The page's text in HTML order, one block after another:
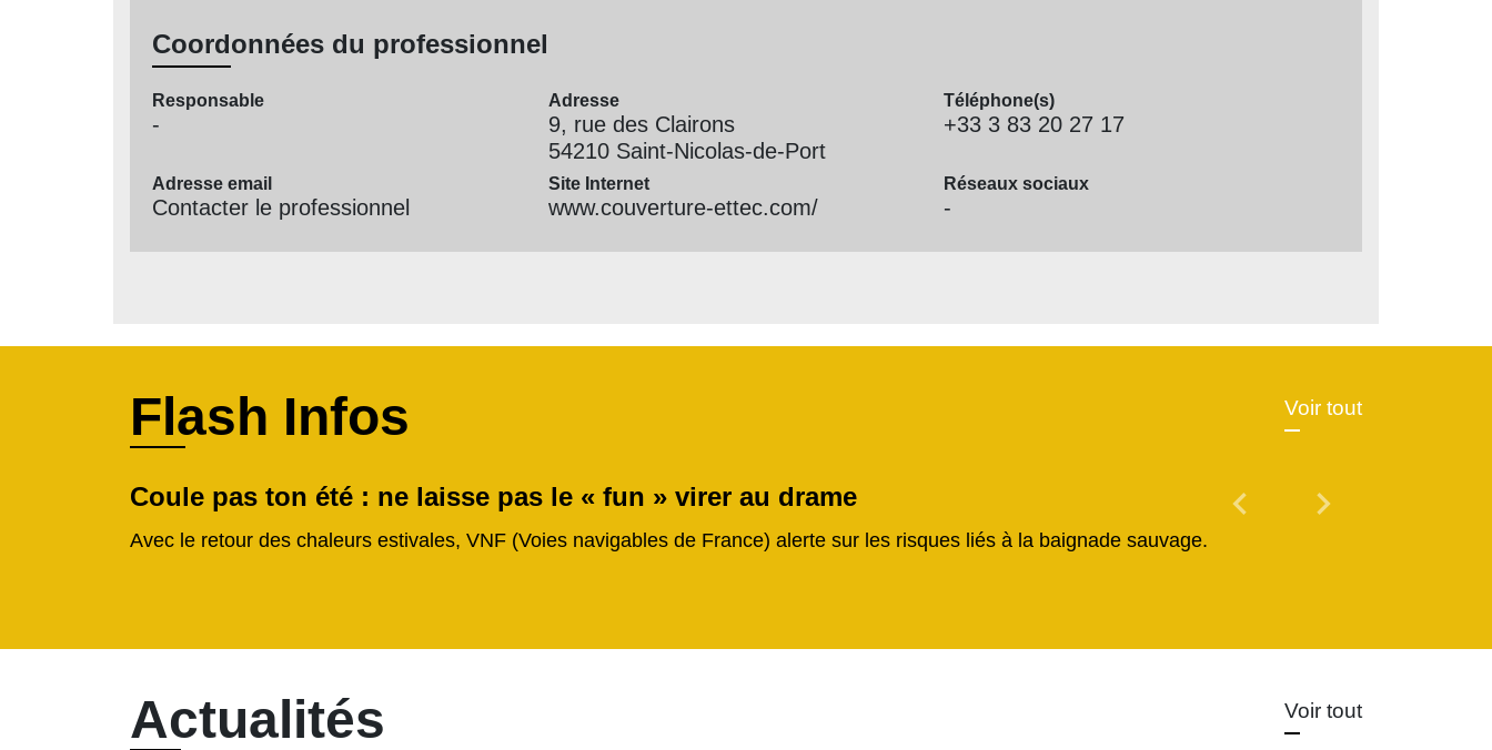
Coordonnées du professionnel
Responsable
-
Adresse
9, rue des Clairons
54210 Saint-Nicolas-de-Port
Téléphone(s)
+33 3 83 20 27 17
Adresse email
Contacter le professionnel
Site Internet
www.couverture-ettec.com/
Réseaux sociaux
-
Flash Infos Voir tout
Coule pas ton été : ne laisse pas le « fun » virer au drame
Avec le retour des chaleurs estivales, VNF (Voies navigables de France) alerte sur les risques liés à la baignade sauvage.
chevron_left Previous
chevron_right
Actualités Voir tout